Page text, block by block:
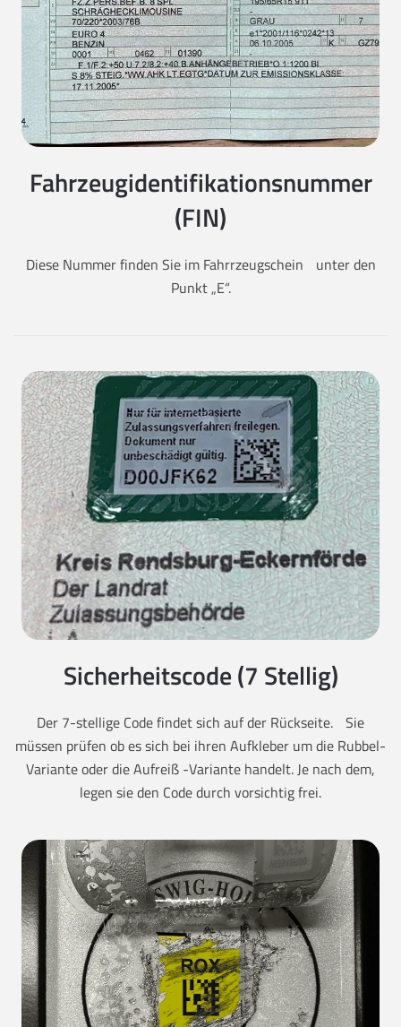
Fahrzeugidentifikationsnummer
(FIN)
Diese Nummer finden Sie im Fahrrzeugschein unter den
Punkt „E“.
Sicherheitscode (7 Stellig)
Der 7-stellige Code findet sich auf der Rückseite. Sie
müssen prüfen ob es sich bei ihren Aufkleber um die Rubbel-
Variante oder die Aufreiß -Variante handelt. Je nach dem,
legen sie den Code durch vorsichtig frei.